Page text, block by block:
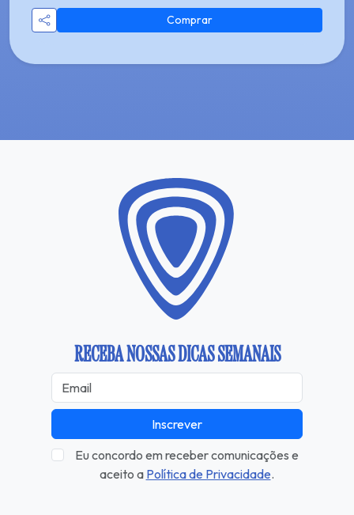
Comprar
RECEBA NOSSAS DICAS SEMANAIS
Inscrever
Eu concordo em receber comunicações e
aceito a Política de Privacidade.